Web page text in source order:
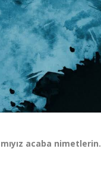
acaba nimetlerin.